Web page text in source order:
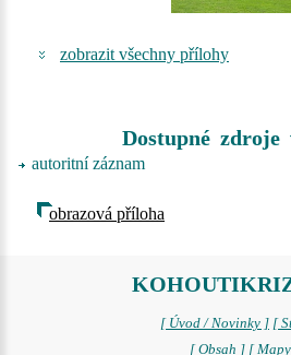
zobrazit všechny přílohy
Dostupné
autoritní záznam
obrazová příloha
[ Úvod / Novinky ] [
[ Obsah ] [